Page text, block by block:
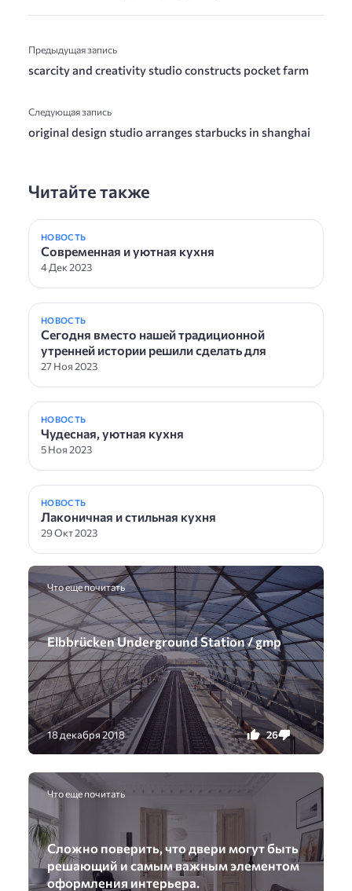
Предыдущая запись
scarcity and creativity studio constructs pocket farm
Следующая запись
original design studio arranges starbucks in shanghai
Читайте также
НОВОСТЬ
Современная и уютная кухня
4 Дек 2023
НОВОСТЬ
Сегодня вместо нашей традиционной
утренней истории решили сделать для
27 Ноя 2023
НОВОСТЬ
Чудесная, уютная кухня
5 Ноя 2023
НОВОСТЬ
Лаконичная и стильная кухня
29 Окт 2023
Что еще почитать
Elbbrücken Underground Station / gmp
18 декабря 2018 26 0
Что еще почитать
Сложно поверить, что двери могут быть
решающий и самым важным элементом
оформления интерьера.